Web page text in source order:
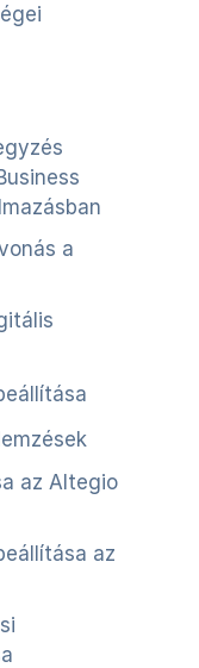
a
az Altegio
az